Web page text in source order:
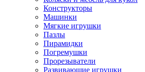
Конструкторы
Машинки
Мягкие игрушки
Пазлы
Пирамидки
Погремушки
Прорезыватели
Развивающие игрушки